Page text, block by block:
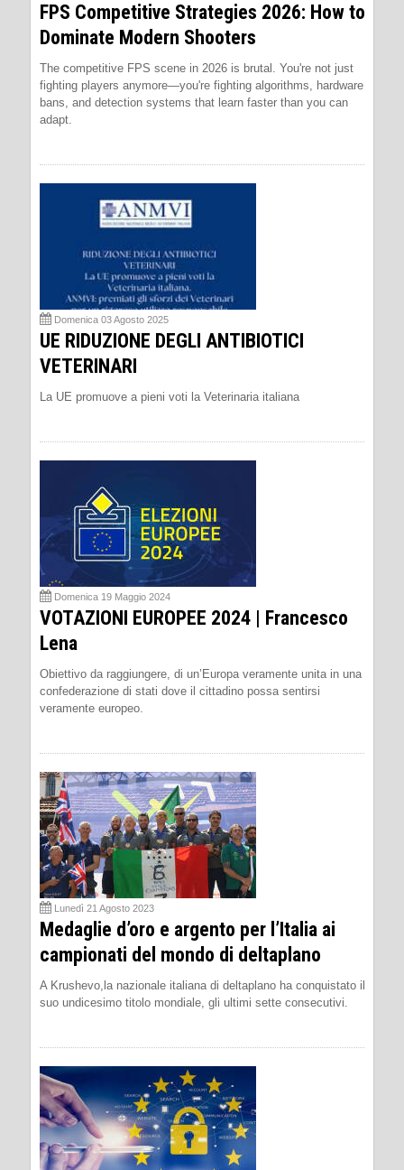
FPS Competitive Strategies 2026: How to
Dominate Modern Shooters
The competitive FPS scene in 2026 is brutal. You're not just
fighting players anymore—you're fighting algorithms, hardware
bans, and detection systems that learn faster than you can
adapt.
Domenica 03 Agosto 2025
UE RIDUZIONE DEGLI ANTIBIOTICI
VETERINARI
La UE promuove a pieni voti la Veterinaria italiana
Domenica 19 Maggio 2024
VOTAZIONI EUROPEE 2024 | Francesco
Lena
Obiettivo da raggiungere, di un’Europa veramente unita in una
confederazione di stati dove il cittadino possa sentirsi
veramente europeo.
Lunedì 21 Agosto 2023
Medaglie d’oro e argento per l’Italia ai
campionati del mondo di deltaplano
A Krushevo,la nazionale italiana di deltaplano ha conquistato il
suo undicesimo titolo mondiale, gli ultimi sette consecutivi.